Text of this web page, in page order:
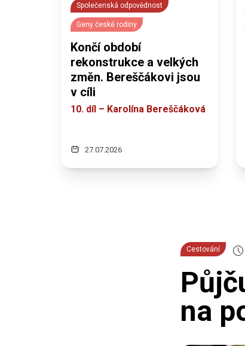
Společenská odpovědnost
Geny české rodiny
Končí období
rekonstrukce a velkých
změn. Bereščákovi jsou
v cíli
10. díl – Karolína Bereščáková
27.07.2026
Cestování
na